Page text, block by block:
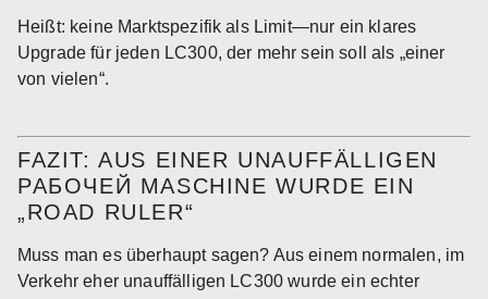
Heißt: keine Marktspezifik als Limit—nur ein klares
Upgrade für jeden LC300, der mehr sein soll als „einer
von vielen“.
FAZIT: AUS EINER UNAUFFÄLLIGEN
РАБОЧЕЙ MASCHINE WURDE EIN
„ROAD RULER“
Muss man es überhaupt sagen? Aus einem normalen, im
Verkehr eher unauffälligen LC300 wurde ein echter